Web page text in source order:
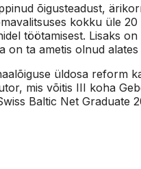
õigusteadust,
kokku üle
töötamisest. Lisaks
on ta ametis olnud
üldosa reform
mis võitis III koha
Baltic Net Graduate